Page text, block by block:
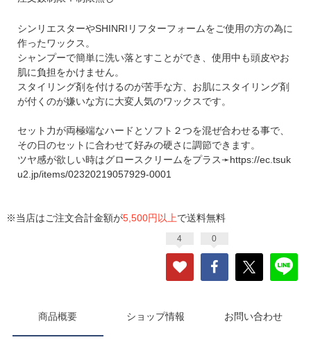
シンリエスターやSHINRIリフターフォームをご使用の方の為に
作ったワックス。
シャンプーで簡単に洗い落とすことができ、使用中も頭皮やお
肌に負担をかけません。
スタイリング剤を付けるのが苦手な方、お肌にスタイリング剤
が付くのが嫌いな方に大変人気のワックスです。
セット力が両極端なハードとソフト２つを混ぜ合わせる事で、
その日のセットに合わせて好みの硬さに調節できます。
ツヤ感が欲しい時はグロースクリームをプラス➛https://ec.tsuk
u2.jp/items/02320219057929-0001
※当店はご注文合計金額が5,500円以上で送料無料
4 0
商品概要 ショップ情報 お問い合わせ